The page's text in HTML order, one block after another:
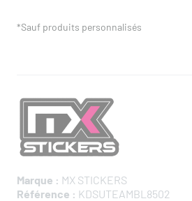
*Sauf produits personnalisés
Marque : MX STICKERS
Référence : KDSUTEAMBL8502